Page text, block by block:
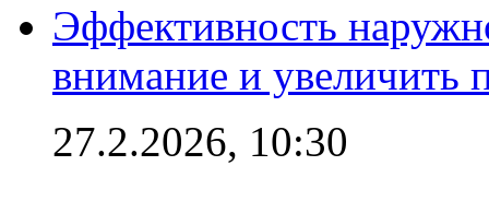
Эффективность
внимание и увеличить
27.2.2026, 10:30